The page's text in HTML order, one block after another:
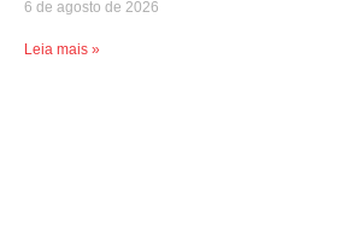
6 de agosto de 2026
Leia mais »